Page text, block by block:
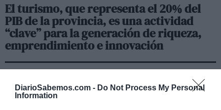
DiarioSabemos.com - Do Not Process My Personal
Information
El turismo, que representa el 20% del
PIB de la provincia, es una actividad
“clave” para la generación de riqueza,
emprendimiento e innovación
El evento tendrá un original y atractivo diseño y será
conducido por los periodistas y presentadores de televisión